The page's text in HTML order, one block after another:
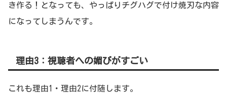
き作る！となっても、やっぱりチグハグで付け焼刃な内容
になってしまうんです。
理由3：視聴者への媚びがすごい
これも理由1・理由2に付随します。